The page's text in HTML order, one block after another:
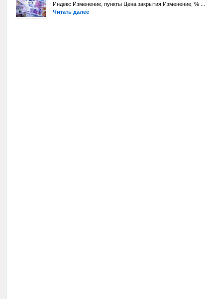
Индекс Изменение, пункты Цена закрытия Изменение, % ...
Читать далее